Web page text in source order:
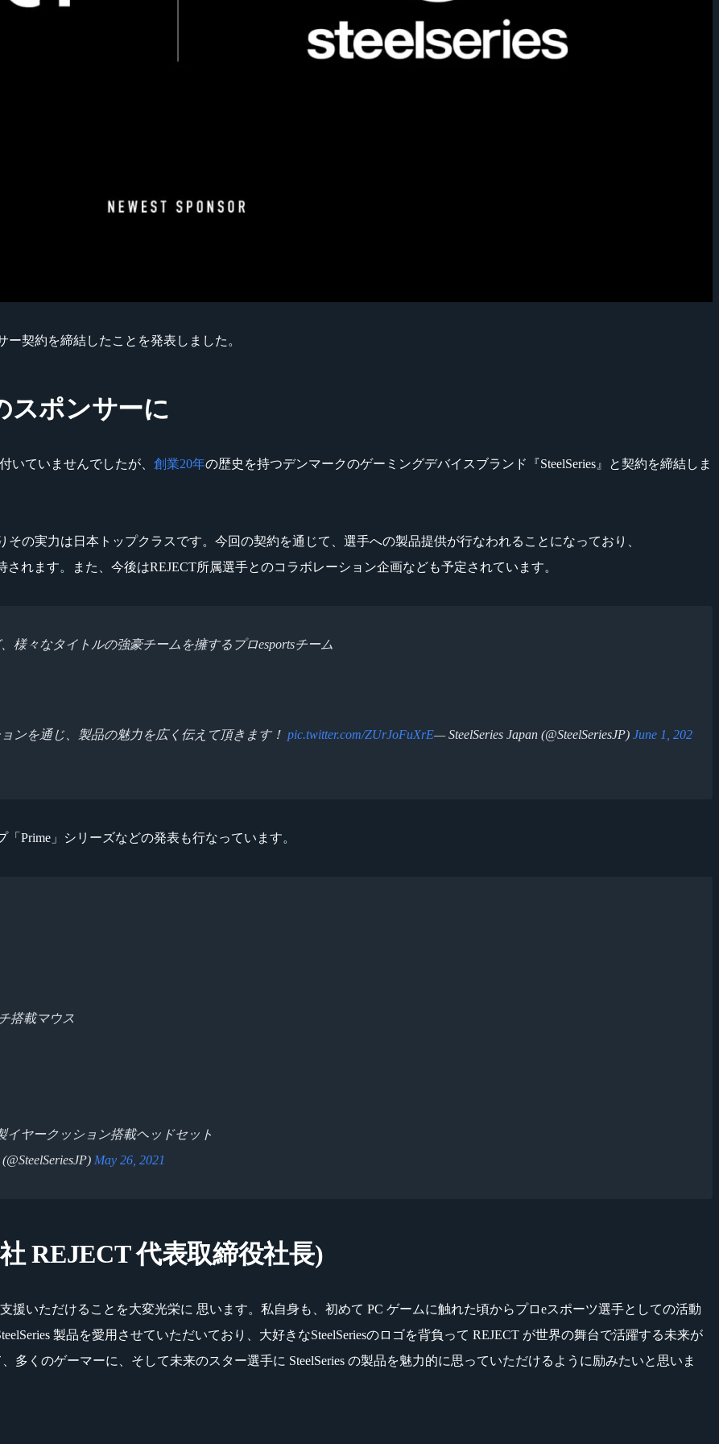
ー契約を締結したことを発表しました。
スポンサーに
いていませんでしたが、 創業20年の歴史を持つデンマークのゲーミングデバイスブランド『SteelSeries』と契約を締結しま
その実力は日本トップクラスです。今回の契約を通じて、選手への製品提供が行なわれることになっており、
されます。また、今後はREJECT所属選手とのコラボレーション企画なども予定されています。
様々なタイトルの強豪チームを擁するプロesportsチーム
ンを通じ、製品の魅力を広く伝えて頂きます！ pic.twitter.com/ZUrJoFuXrE— SteelSeries Japan (@SteelSeriesJP) June 1, 202
Prime」シリーズなどの発表も行なっています。
搭載マウス
ヤークッション搭載ヘッドセット
May 26, 2021
REJECT 代表取締役社長)
援いただけることを大変光栄に 思います。私自身も、初めて PC ゲームに触れた頃からプロeスポーツ選手としての活動
製品を愛用させていただいており、大好きなSteelSeriesのロゴを背負って REJECT が世界の舞台で活躍する未来が
多くのゲーマーに、そして未来のスター選手に SteelSeries の製品を魅力的に思っていただけるように励みたいと思いま